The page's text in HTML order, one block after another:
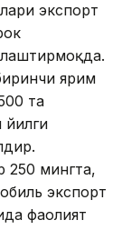
экспорт
ярим
та
йилги
250 мингта,
экспорт
фаолият